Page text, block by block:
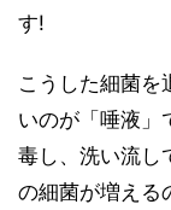
す!
こうした細菌を
いのが「唾液」
毒し、洗い流し
の細菌が増える